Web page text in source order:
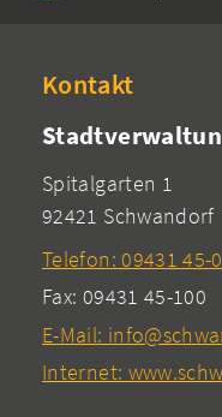
Kontakt
Spitalgarten 1
92421 Schwandorf
Telefon: 09431 45-0
Fax: 09431 45-100
E-Mail:
Internet: